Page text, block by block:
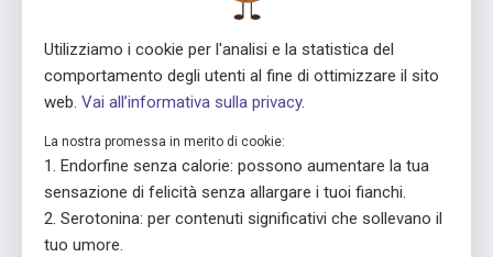
iniziato e supportato dalla Fondazione Beisheim
Concessore della licenza
Utilizziamo i cookie per l'analisi e la statistica del
comportamento degli utenti al fine di ottimizzare il sito
web. Vai all’informativa sulla privacy.
La nostra promessa in merito di cookie:
Endorfine senza calorie: possono aumentare la tua
sensazione di felicità senza allargare i tuoi fianchi.
Serotonina: per contenuti significativi che sollevano il
tuo umore.